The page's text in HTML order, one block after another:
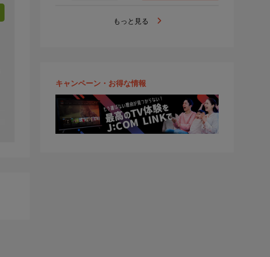
もっと見る
キャンペーン・お得な情報